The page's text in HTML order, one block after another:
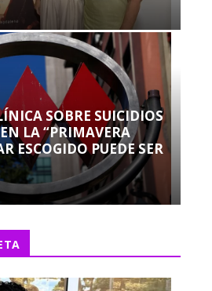
SOBRE SUICIDIOS
LA “PRIMAVERA
ESCOGIDO PUEDE SER